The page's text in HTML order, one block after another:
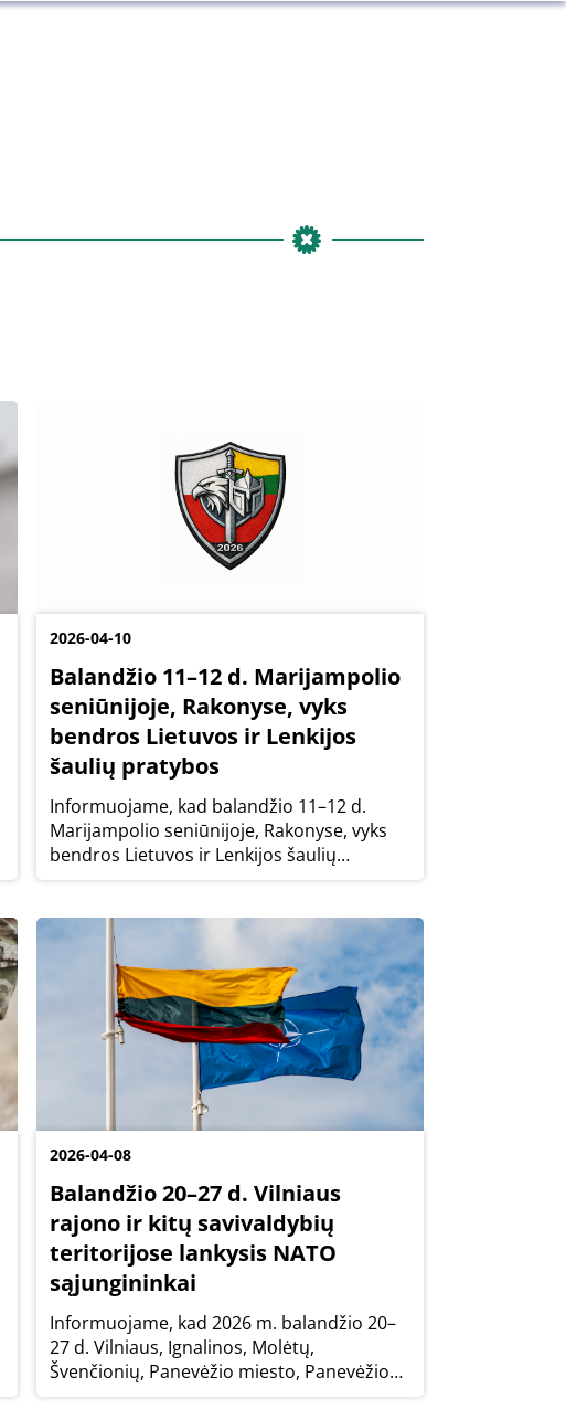
2026-04-10
Balandžio 11–12 d. Marijampolio
seniūnijoje, Rakonyse, vyks
bendros Lietuvos ir Lenkijos
šaulių pratybos
Informuojame, kad balandžio 11–12 d.
Marijampolio seniūnijoje, Rakonyse, vyks
bendros Lietuvos ir Lenkijos šaulių
pratybos „Vienybės skydas 2026“.
2026-04-08
Balandžio 20–27 d. Vilniaus
rajono ir kitų savivaldybių
teritorijose lankysis NATO
sąjungininkai
Informuojame, kad 2026 m. balandžio 20–
27 d. Vilniaus, Ignalinos, Molėtų,
Švenčionių, Panevėžio miesto, Panevėžio
rajono, Radviliškio rajono, Rokiškio rajono,